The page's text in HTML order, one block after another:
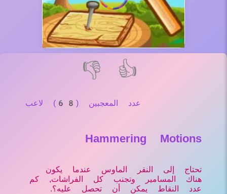
👍
👎
عدد المعجبين (68) لاعب
Hammering Motions
تحتاج إلى النقر الماوس عندما يكون
هناك المسامير وتجنب كل الفراشات, كم
عدد النقاط يمكن أن تحصل عليه؟.